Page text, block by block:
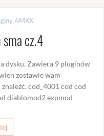
AMXX
cz.4
dysku. Zawiera 9 pluginów
zostawie wam
cod_4001 cod cod
diablomod2 expmod